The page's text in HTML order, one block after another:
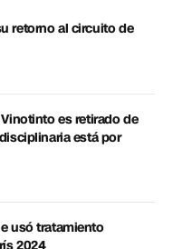
retorno al circuito de
es retirado de
está por
usó tratamiento